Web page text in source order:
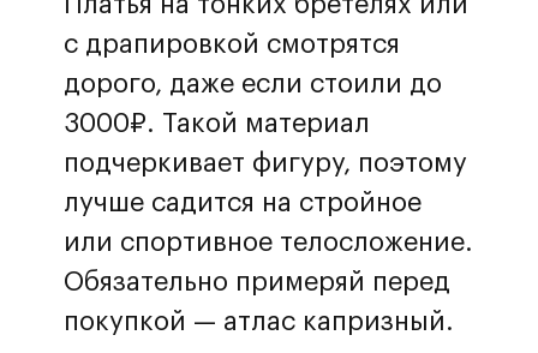
с драпировкой смотрятся
дорого, даже если стоили до
3000₽. Такой материал
подчеркивает фигуру, поэтому
лучше садится на стройное
или спортивное телосложение.
Обязательно примеряй перед
покупкой — атлас капризный.